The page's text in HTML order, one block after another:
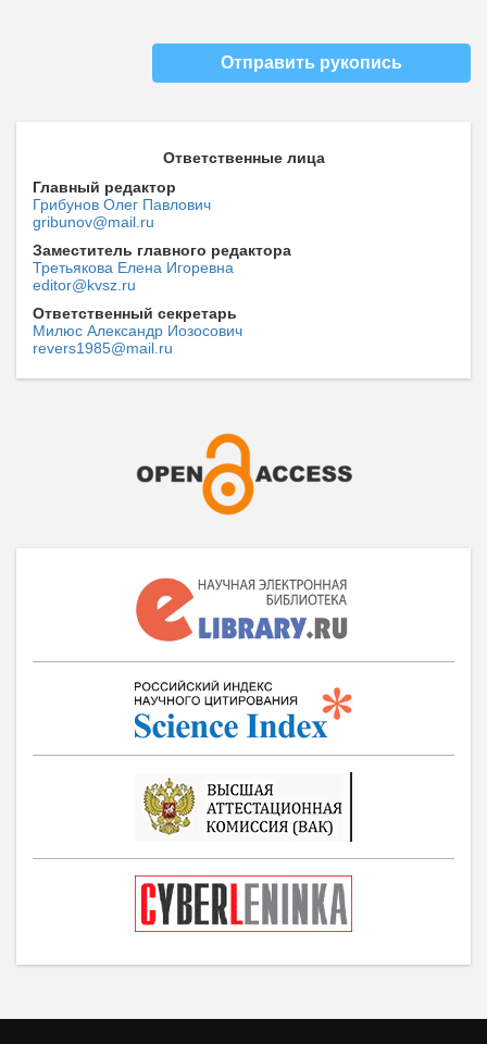
Отправить рукопись
Ответственные лица
Главный редактор
Грибунов Олег Павлович
gribunov@mail.ru
Заместитель главного редактора
Третьякова Елена Игоревна
editor@kvsz.ru
Ответственный секретарь
Милюс Александр Иозосович
revers1985@mail.ru